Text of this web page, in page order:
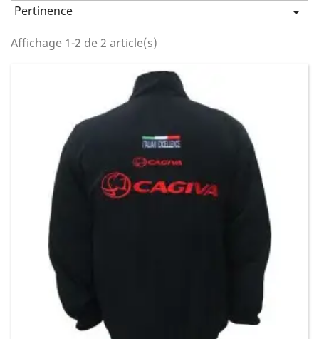
Pertinence 
Affichage 1-2 de 2 article(s)